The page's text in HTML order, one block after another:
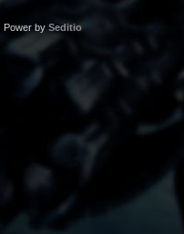
Power by Seditio